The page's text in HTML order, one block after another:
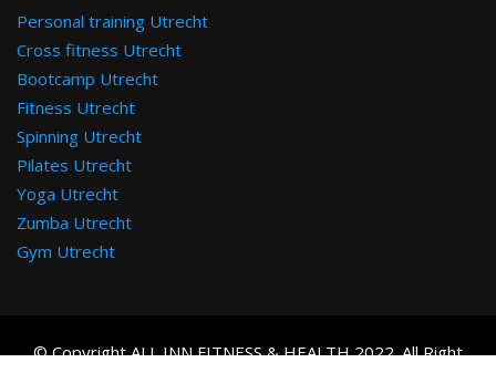
Personal training Utrecht
Cross fitness Utrecht
Bootcamp Utrecht
Fitness Utrecht
Spinning Utrecht
Pilates Utrecht
Yoga Utrecht
Zumba Utrecht
Gym Utrecht
© Copyright ALL INN FITNESS & HEALTH 2022. All Right